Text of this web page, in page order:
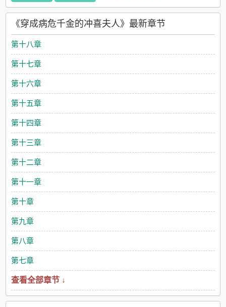
家财属于我了？系统：【想多了，另一半的幸福值决定您在该世
界的存活率，她要噶了，您还能活？】岑夏呆住，心想：荣华富
贵我不要了，大小姐你可千万别死啊！婚礼当晚，岑夏迫不及待
轮椅之上，即便不开口说话，只一个眼神就让靠近之人退避千
里。岑夏当场就被轰出了房间，之后，为了苟命，她做出了一系
列奇葩攻略：她为大小姐做拿手的疙瘩汤；带她去草坪“喂蚊子”；
陪她玩“拍一拍”游戏……终于，在小可爱无奇不有治愈下，病危大
小姐竟然奇迹般地复活了，她重回昔日舞台，光鲜亮丽被众人拥
簇。岑夏看着蹭蹭往上冒的幸福值，欣喜又酸涩。眼看这冲喜夫
人如今也算是做到头了，她收拾行李准备回到自己的朝九晚六。
季晚卿红着眼眶将人从身后拥住，哽咽着重复：“夏夏，不要走，
不要离开我，我不让你离开我……”温暖治愈小太阳美强惨清冷姐
姐
《穿成病危千金的冲喜夫人》最新章节
第十八章
第十七章
第十六章
第十五章
第十四章
第十三章
第十二章
第十一章
第十章
第九章
第八章
第七章
查看全部章节 ↓